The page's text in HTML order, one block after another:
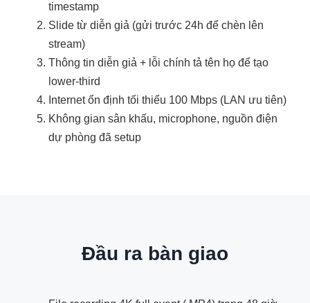
timestamp
Slide từ diễn giả (gửi trước 24h để chèn lên
stream)
Thông tin diễn giả + lỗi chính tả tên họ để tạo
lower-third
Internet ổn định tối thiểu 100 Mbps (LAN ưu tiên)
Không gian sân khấu, microphone, nguồn điện
dự phòng đã setup
Đầu ra bàn giao